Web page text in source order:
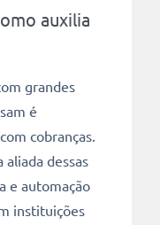
auxilia
grandes
é
cobranças.
dessas
e automação
instituições